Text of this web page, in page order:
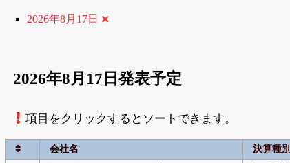
無料でβ版をはじめる
2026年8月17日
2026年8月17日発表予定
項目をクリックするとソートできます。
会社名 決算種別